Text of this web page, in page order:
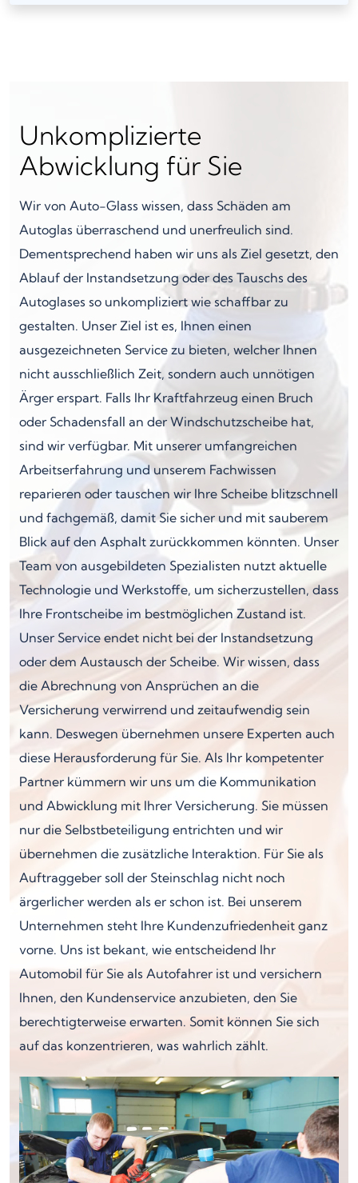
Unkomplizierte
Abwicklung für Sie
Wir von Auto-Glass wissen, dass Schäden am
Autoglas überraschend und unerfreulich sind.
Dementsprechend haben wir uns als Ziel gesetzt, den
Ablauf der Instandsetzung oder des Tauschs des
Autoglases so unkompliziert wie schaffbar zu
gestalten. Unser Ziel ist es, Ihnen einen
ausgezeichneten Service zu bieten, welcher Ihnen
nicht ausschließlich Zeit, sondern auch unnötigen
Ärger erspart. Falls Ihr Kraftfahrzeug einen Bruch
oder Schadensfall an der Windschutzscheibe hat,
sind wir verfügbar. Mit unserer umfangreichen
Arbeitserfahrung und unserem Fachwissen
reparieren oder tauschen wir Ihre Scheibe blitzschnell
und fachgemäß, damit Sie sicher und mit sauberem
Blick auf den Asphalt zurückkommen könnten. Unser
Team von ausgebildeten Spezialisten nutzt aktuelle
Technologie und Werkstoffe, um sicherzustellen, dass
Ihre Frontscheibe im bestmöglichen Zustand ist.
Unser Service endet nicht bei der Instandsetzung
oder dem Austausch der Scheibe. Wir wissen, dass
die Abrechnung von Ansprüchen an die
Versicherung verwirrend und zeitaufwendig sein
kann. Deswegen übernehmen unsere Experten auch
diese Herausforderung für Sie. Als Ihr kompetenter
Partner kümmern wir uns um die Kommunikation
und Abwicklung mit Ihrer Versicherung. Sie müssen
nur die Selbstbeteiligung entrichten und wir
übernehmen die zusätzliche Interaktion. Für Sie als
Auftraggeber soll der Steinschlag nicht noch
ärgerlicher werden als er schon ist. Bei unserem
Unternehmen steht Ihre Kundenzufriedenheit ganz
vorne. Uns ist bekant, wie entscheidend Ihr
Automobil für Sie als Autofahrer ist und versichern
Ihnen, den Kundenservice anzubieten, den Sie
berechtigterweise erwarten. Somit können Sie sich
auf das konzentrieren, was wahrlich zählt.